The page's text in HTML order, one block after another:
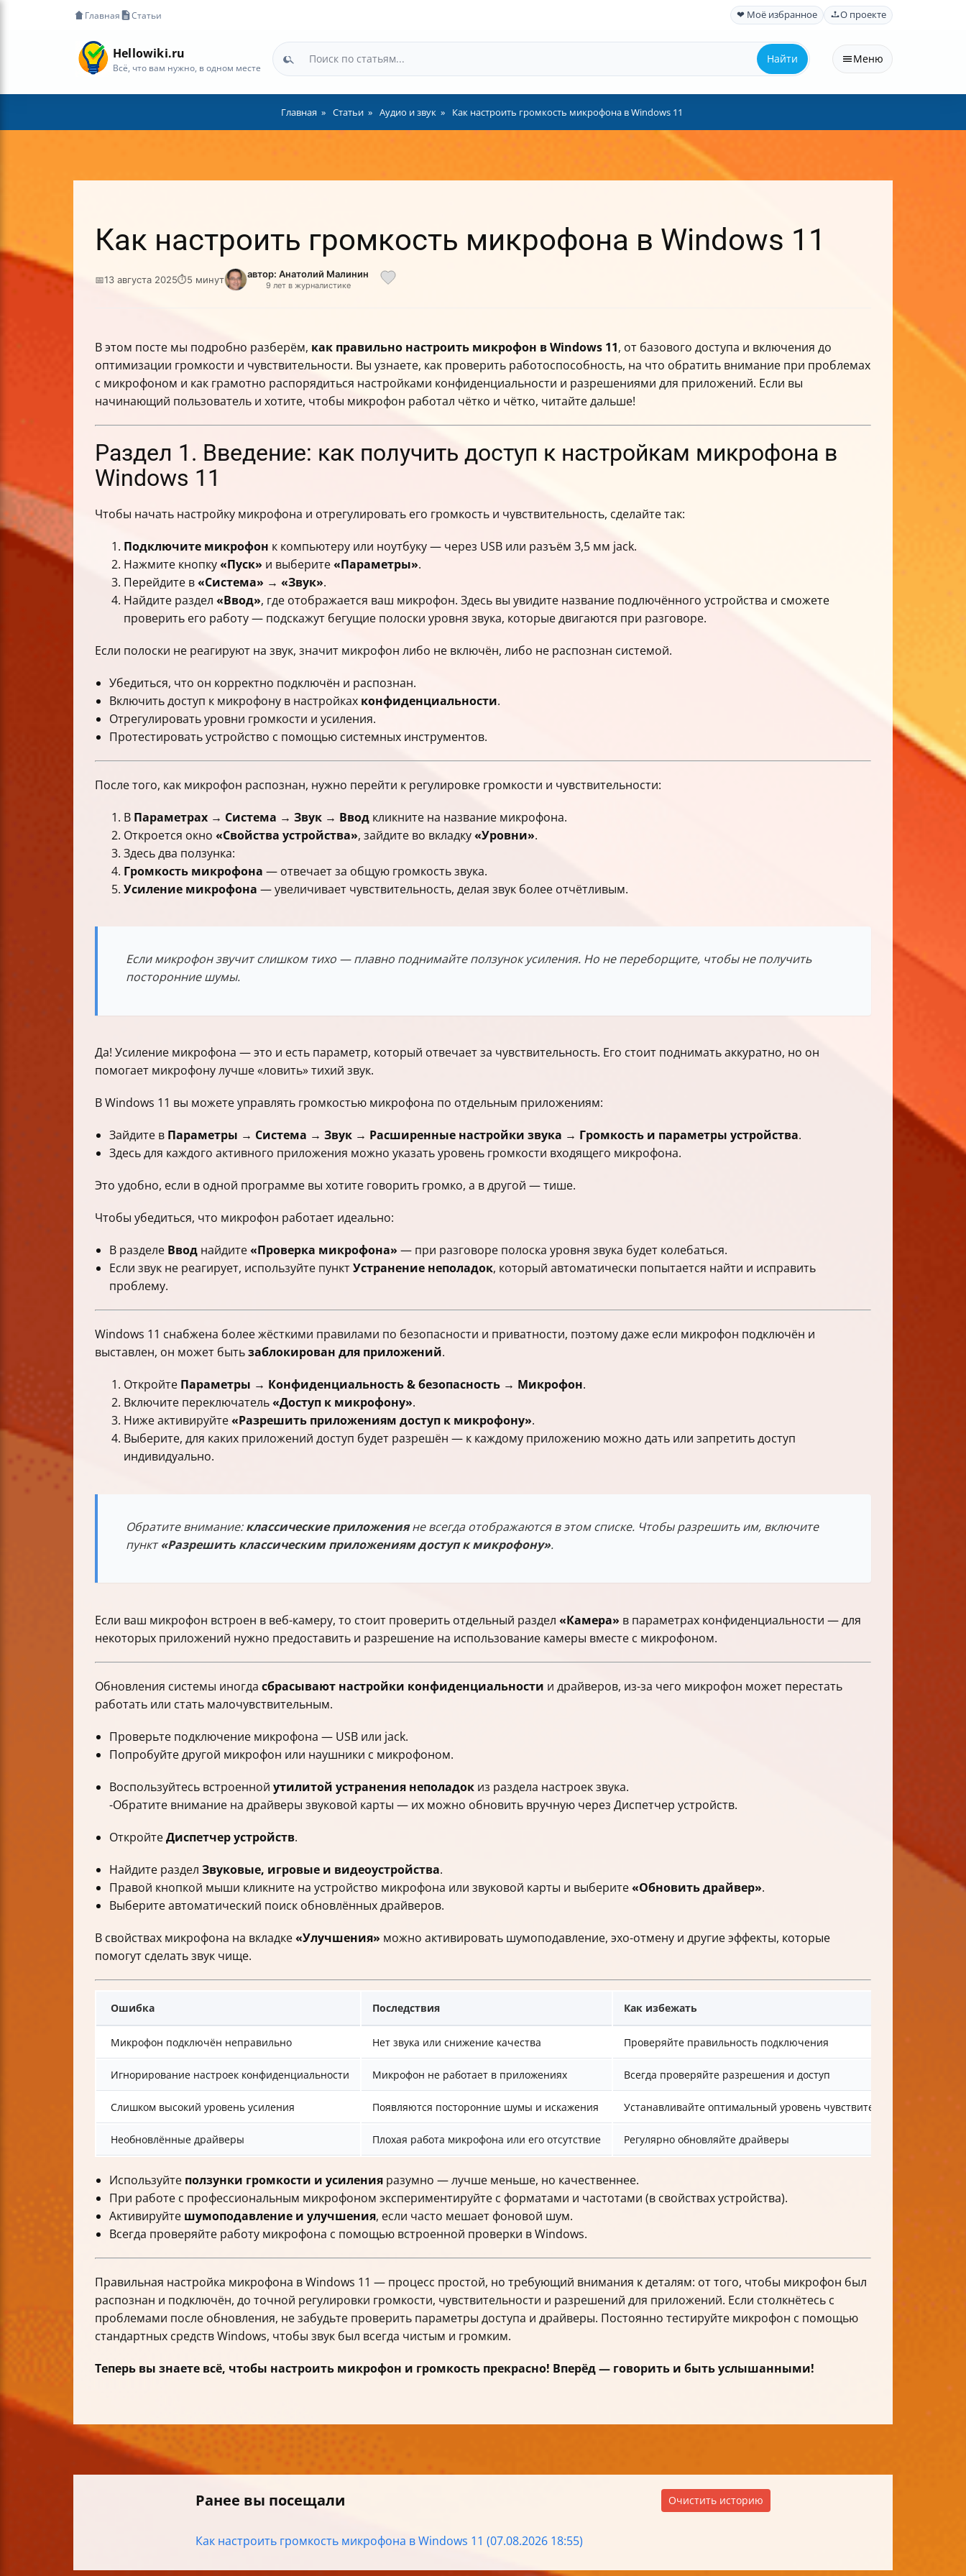
Главная Статьи ❤ Моё избранное О проекте
Hellowiki.ru
Всё, что вам нужно, в одном месте
Найти Меню
Главная Статьи Аудио и звук Как настроить громкость микрофона в Windows 11
Как настроить громкость микрофона в Windows 11
📅13 августа 2025⏱5 минут автор: Анатолий Малинин
9 лет в журналистике
В этом посте мы подробно разберём, как правильно настроить микрофон в Windows 11, от базового доступа и включения до
оптимизации громкости и чувствительности. Вы узнаете, как проверить работоспособность, на что обратить внимание при проблемах
с микрофоном и как грамотно распорядиться настройками конфиденциальности и разрешениями для приложений. Если вы
начинающий пользователь и хотите, чтобы микрофон работал чётко и чётко, читайте дальше!
Раздел 1. Введение: как получить доступ к настройкам микрофона в
Windows 11
Чтобы начать настройку микрофона и отрегулировать его громкость и чувствительность, сделайте так:
Подключите микрофон к компьютеру или ноутбуку — через USB или разъём 3,5 мм jack.
Нажмите кнопку«Пуск» и выберите«Параметры».
Перейдите в«Система» → «Звук».
Найдите раздел «Ввод», где отображается ваш микрофон. Здесь вы увидите название подлючённого устройства и сможете
проверить его работу — подскажут бегущие полоски уровня звука, которые двигаются при разговоре.
Если полоски не реагируют на звук, значит микрофон либо не включён, либо не распознан системой.
Убедиться, что он корректно подключён и распознан.
Включить доступ к микрофону в настройках конфиденциальности.
Отрегулировать уровни громкости и усиления.
Протестировать устройство с помощью системных инструментов.
После того, как микрофон распознан, нужно перейти к регулировке громкости и чувствительности:
В Параметрах → Система → Звук → Ввод кликните на название микрофона.
Откроется окно «Свойства устройства», зайдите во вкладку«Уровни».
Здесь два ползунка:
Громкость микрофона — отвечает за общую громкость звука.
Усиление микрофона — увеличивает чувствительность, делая звук более отчётливым.
Если микрофон звучит слишком тихо — плавно поднимайте ползунок усиления. Но не переборщите, чтобы не получить
посторонние шумы.
Да! Усиление микрофона — это и есть параметр, который отвечает за чувствительность. Его стоит поднимать аккуратно, но он
помогает микрофону лучше «ловить» тихий звук.
В Windows 11 вы можете управлять громкостью микрофона по отдельным приложениям:
Зайдите в Параметры → Система → Звук → Расширенные настройки звука → Громкость и параметры устройства.
Здесь для каждого активного приложения можно указать уровень громкости входящего микрофона.
Это удобно, если в одной программе вы хотите говорить громко, а в другой — тише.
Чтобы убедиться, что микрофон работает идеально:
В разделе Ввод найдите«Проверка микрофона» — при разговоре полоска уровня звука будет колебаться.
Если звук не реагирует, используйте пунктУстранение неполадок, который автоматически попытается найти и исправить
проблему.
Windows 11 снабжена более жёсткими правилами по безопасности и приватности, поэтому даже если микрофон подключён и
выставлен, он может бытьзаблокирован для приложений.
Откройте Параметры → Конфиденциальность & безопасность → Микрофон.
Включите переключатель«Доступ к микрофону».
Ниже активируйте«Разрешить приложениям доступ к микрофону».
Выберите, для каких приложений доступ будет разрешён — к каждому приложению можно дать или запретить доступ
индивидуально.
Обратите внимание:классические приложенияне всегда отображаются в этом списке. Чтобы разрешить им, включите
пункт«Разрешить классическим приложениям доступ к микрофону».
Если ваш микрофон встроен в веб-камеру, то стоит проверить отдельный раздел «Камера» в параметрах конфиденциальности — для
некоторых приложений нужно предоставить и разрешение на использование камеры вместе с микрофоном.
Обновления системы иногда сбрасывают настройки конфиденциальности и драйверов, из-за чего микрофон может перестать
работать или стать малочувствительным.
Проверьте подключение микрофона — USB или jack.
Попробуйте другой микрофон или наушники с микрофоном.
Воспользуйтесь встроенной утилитой устранения неполадок из раздела настроек звука.
-Обратите внимание на драйверы звуковой карты — их можно обновить вручную через Диспетчер устройств.
ОткройтеДиспетчер устройств.
Найдите раздел Звуковые, игровые и видеоустройства.
Правой кнопкой мыши кликните на устройство микрофона или звуковой карты и выберите«Обновить драйвер».
Выберите автоматический поиск обновлённых драйверов.
В свойствах микрофона на вкладке«Улучшения» можно активировать шумоподавление, эхо-отмену и другие эффекты, которые
помогут сделать звук чище.
Ошибка Последствия Как избежать
Микрофон подключён неправильно Нет звука или снижение качества Проверяйте правильность подключения
Игнорирование настроек конфиденциальности Микрофон не работает в приложениях Всегда проверяйте разрешения и доступ
Слишком высокий уровень усиления Появляются посторонние шумы и искажения Устанавливайте оптимальный уровень чувствительности
Необновлённые драйверы Плохая работа микрофона или его отсутствие Регулярно обновляйте драйверы
Используйте ползунки громкости и усиления разумно — лучше меньше, но качественнее.
При работе с профессиональным микрофоном экспериментируйте с форматами и частотами (в свойствах устройства).
Активируйте шумоподавление и улучшения, если часто мешает фоновой шум.
Всегда проверяйте работу микрофона с помощью встроенной проверки в Windows.
Правильная настройка микрофона в Windows 11 — процесс простой, но требующий внимания к деталям: от того, чтобы микрофон был
распознан и подключён, до точной регулировки громкости, чувствительности и разрешений для приложений. Если столкнётесь с
проблемами после обновления, не забудьте проверить параметры доступа и драйверы. Постоянно тестируйте микрофон с помощью
стандартных средств Windows, чтобы звук был всегда чистым и громким.
Теперь вы знаете всё, чтобы настроить микрофон и громкость прекрасно! Вперёд — говорить и быть услышанными!
Ранее вы посещали Очистить историю
Как настроить громкость микрофона в Windows 11 (07.08.2026 18:55)